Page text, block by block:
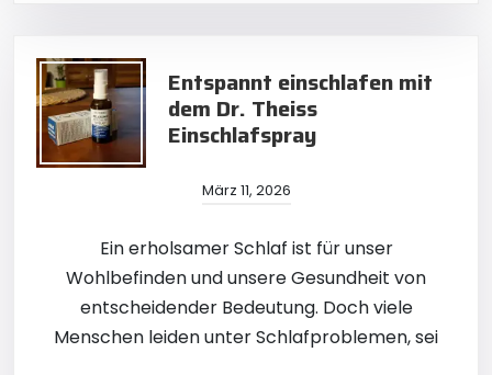
Entspannt einschlafen mit
dem Dr. Theiss
Einschlafspray
März 11, 2026
Ein erholsamer Schlaf ist für unser
Wohlbefinden und unsere Gesundheit von
entscheidender Bedeutung. Doch viele
Menschen leiden unter Schlafproblemen, sei